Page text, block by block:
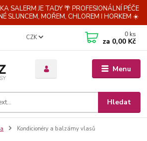
SALERM JE TADY 🌴 PROFESIONÁLNÍ PÉČE
SLUNCEM, MOŘEM, CHLOREM I HORKEM ☀️
Menu
CZK
Hledat
0 ks
za 0,00 Kč
Kondicionéry a balzámy vlasů